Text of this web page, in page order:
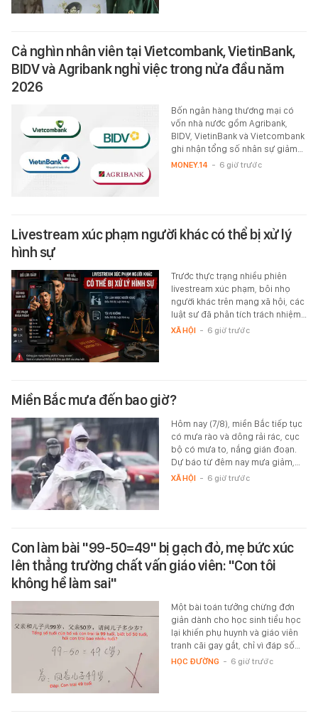
Cả nghìn nhân viên tại Vietcombank, VietinBank,
BIDV và Agribank nghỉ việc trong nửa đầu năm
2026
Bốn ngân hàng thương mại có
vốn nhà nước gồm Agribank,
BIDV, VietinBank và Vietcombank
ghi nhận tổng số nhân sự giảm…
MONEY.14 - 6 giờ trước
Livestream xúc phạm người khác có thể bị xử lý
hình sự
Trước thực trạng nhiều phiên
livestream xúc phạm, bôi nhọ
người khác trên mạng xã hội, các
luật sư đã phân tích trách nhiệm…
XÃ HỘI - 6 giờ trước
Miền Bắc mưa đến bao giờ?
Hôm nay (7/8), miền Bắc tiếp tục
có mưa rào và dông rải rác, cục
bộ có mưa to, nắng gián đoạn.
Dự báo từ đêm nay mưa giảm,…
XÃ HỘI - 6 giờ trước
Con làm bài "99-50=49" bị gạch đỏ, mẹ bức xúc
lên thẳng trường chất vấn giáo viên: "Con tôi
không hề làm sai"
Một bài toán tưởng chừng đơn
giản dành cho học sinh tiểu học
lại khiến phụ huynh và giáo viên
tranh cãi gay gắt, chỉ vì đáp số…
HỌC ĐƯỜNG - 6 giờ trước